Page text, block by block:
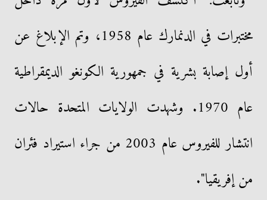
مختبرات في الدنمارك عام 1958، وتم الإبلاغ عن
أول إصابة بشرية في جمهورية الكونغو الديمقراطية
عام 1970. وشهدت الولايات المتحدة حالات
انتشار للفيروس عام 2003 من جراء استيراد فئران
من إفريقيا".